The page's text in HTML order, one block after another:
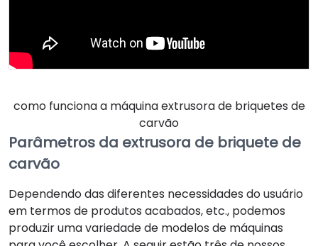
como funciona a máquina extrusora de briquetes de
carvão
Parâmetros da extrusora de briquete de
carvão
Dependendo das diferentes necessidades do usuário
em termos de produtos acabados, etc., podemos
produzir uma variedade de modelos de máquinas